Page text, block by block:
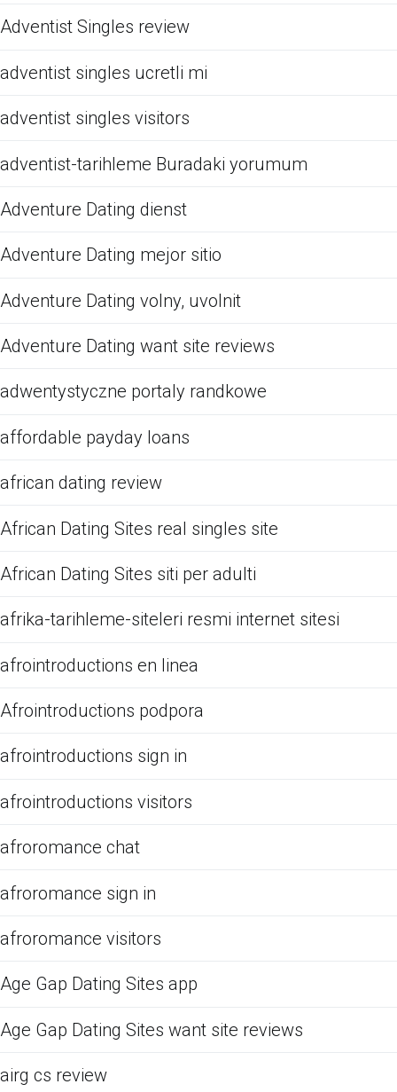
Adventist Singles review
adventist singles ucretli mi
adventist singles visitors
adventist-tarihleme Buradaki yorumum
Adventure Dating dienst
Adventure Dating mejor sitio
Adventure Dating volny, uvolnit
Adventure Dating want site reviews
adwentystyczne portaly randkowe
affordable payday loans
african dating review
African Dating Sites real singles site
African Dating Sites siti per adulti
afrika-tarihleme-siteleri resmi internet sitesi
afrointroductions en linea
Afrointroductions podpora
afrointroductions sign in
afrointroductions visitors
afroromance chat
afroromance sign in
afroromance visitors
Age Gap Dating Sites app
Age Gap Dating Sites want site reviews
airg cs review